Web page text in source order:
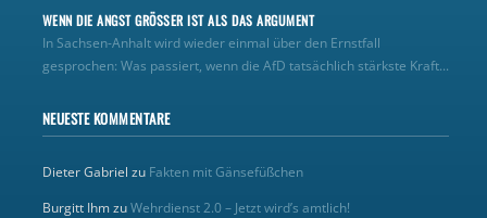
WENN DIE ANGST GRÖSSER IST ALS DAS ARGUMENT
In Sachsen-Anhalt wird wieder einmal über den Ernstfall
gesprochen: Was passiert, wenn die AfD tatsächlich stärkste Kraft...
NEUESTE KOMMENTARE
Dieter Gabriel zu Fakten mit Gänsefüßchen
Burgitt IhmzuWehrdienst 2.0 – Jetzt wird’s amtlich!